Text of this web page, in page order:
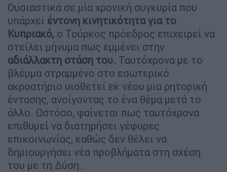
Ουσιαστικά σε μία χρονική συγκυρία που
υπάρχει έντονη κινητικότητα για το
Κυπριακό, ο Τούρκος πρόεδρος επιχειρεί να
στείλει μήνυμα πως εμμένει στην
αδιάλλακτη στάση του. Ταυτόχρονα με το
βλέμμα στραμμένο στο εσωτερικό
ακροατήριο υιοθετεί εκ νέου μια ρητορική
έντασης, ανοίγοντας το ένα θέμα μετά το
άλλο. Ωστόσο, φαίνεται πως ταυτόχρονα
επιθυμεί να διατηρήσει γέφυρες
επικοινωνίας, καθώς δεν θέλει να
δημιουργήσει νέα προβλήματα στη σχέση
του με τη Δύση.